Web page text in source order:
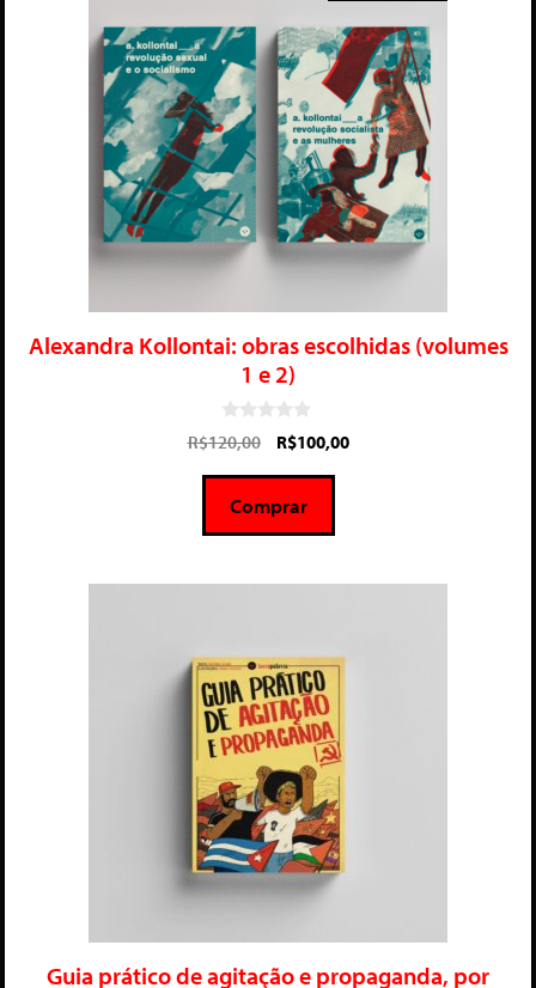
Alexandra Kollontai: obras escolhidas (volumes
1 e 2)
0
d
5
R$120,00 R$100,00
Comprar
Guia prático de agitação e propaganda, por